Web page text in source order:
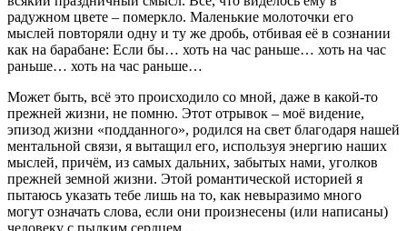
радужном цвете – померкло. Маленькие молоточки его
мыслей повторяли одну и ту же дробь, отбивая её в сознании
как на барабане: Если бы… хоть на час раньше… хоть на час
раньше… хоть на час раньше…
Может быть, всё это происходило со мной, даже в какой-то
прежней жизни, не помню. Этот отрывок – моё видение,
эпизод жизни «подданного», родился на свет благодаря нашей
ментальной связи, я вытащил его, используя энергию наших
мыслей, причём, из самых дальних, забытых нами, уголков
прежней земной жизни. Этой романтической историей я
пытаюсь указать тебе лишь на то, как невыразимо много
могут означать слова, если они произнесены (или написаны)
человеку с пылким сердцем…